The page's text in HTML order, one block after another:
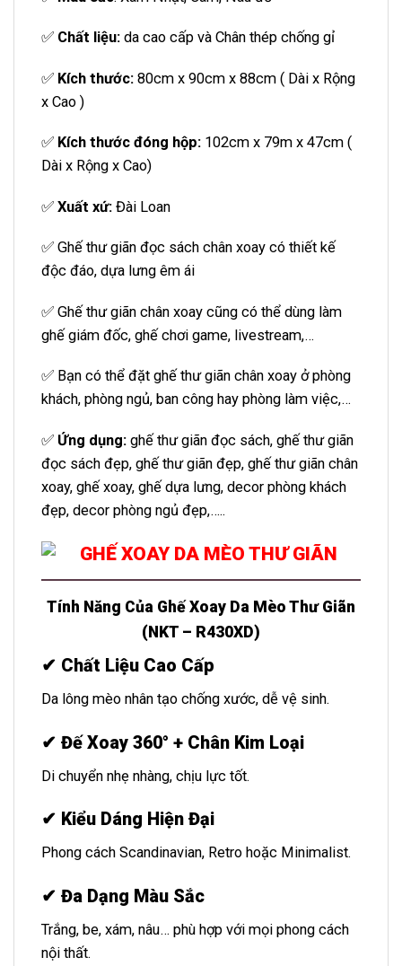
✅ Chất liệu: da cao cấp và Chân thép chống gỉ
✅ Kích thước: 80cm x 90cm x 88cm ( Dài x Rộng
x Cao )
✅ Kích thước đóng hộp: 102cm x 79m x 47cm (
Dài x Rộng x Cao)
✅ Xuất xứ: Đài Loan
✅ Ghế thư giãn đọc sách chân xoay có thiết kế
độc đáo, dựa lưng êm ái
✅ Ghế thư giãn chân xoay cũng có thể dùng làm
ghế giám đốc, ghế chơi game, livestream,…
✅ Bạn có thể đặt ghế thư giãn chân xoay ở phòng
khách, phòng ngủ, ban công hay phòng làm việc,…
✅ Ứng dụng: ghế thư giãn đọc sách, ghế thư giãn
đọc sách đẹp, ghế thư giãn đẹp, ghế thư giãn chân
xoay, ghế xoay, ghế dựa lưng, decor phòng khách
đẹp, decor phòng ngủ đẹp,…..
Tính Năng Của Ghế Xoay Da Mèo Thư Giãn
(NKT – R430XD)
✔ Chất Liệu Cao Cấp
Da lông mèo nhân tạo chống xước, dễ vệ sinh.
✔ Đế Xoay 360° + Chân Kim Loại
Di chuyển nhẹ nhàng, chịu lực tốt.
✔ Kiểu Dáng Hiện Đại
Phong cách Scandinavian, Retro hoặc Minimalist.
✔ Đa Dạng Màu Sắc
Trắng, be, xám, nâu… phù hợp với mọi phong cách
nội thất.